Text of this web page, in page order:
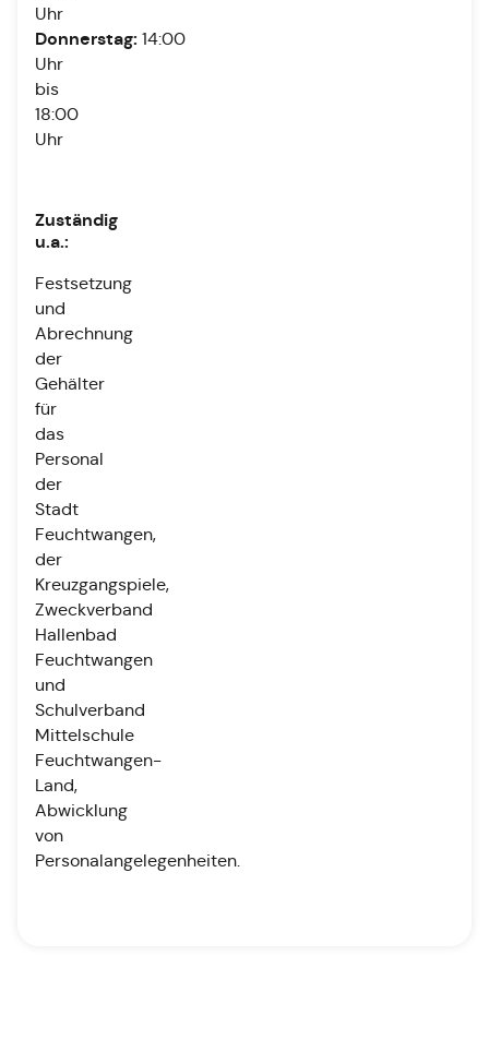
Uhr
Donnerstag: 14:00
Uhr
bis
18:00
Uhr
Zuständig
u.a.:
Festsetzung
und
Abrechnung
der
Gehälter
für
das
Personal
der
Stadt
Feuchtwangen,
der
Kreuzgangspiele,
Zweckverband
Hallenbad
Feuchtwangen
und
Schulverband
Mittelschule
Feuchtwangen-
Land,
Abwicklung
von
Personalangelegenheiten.